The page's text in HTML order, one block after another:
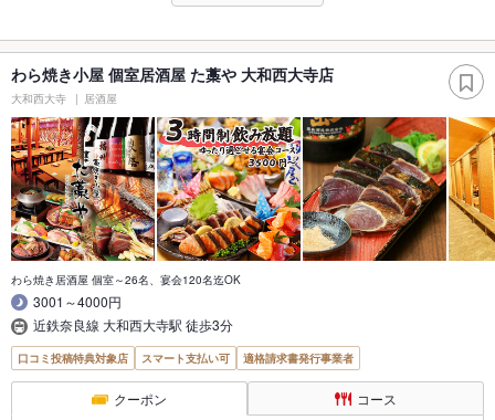
わら焼き小屋 個室居酒屋 た藁や 大和西大寺店
大和西大寺 居酒屋
わら焼き居酒屋 個室～26名、宴会120名迄OK
3001～4000円
近鉄奈良線 大和西大寺駅 徒歩3分
口コミ投稿特典対象店 スマート支払い可 適格請求書発行事業者
クーポン コース